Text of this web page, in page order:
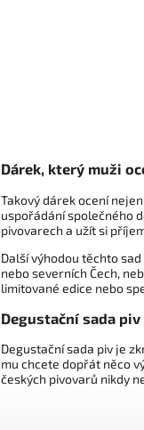
Dárek, který muži
Takový dárek ocení
uspořádání společného
pivovarech a užít si
Další výhodou těchto
nebo severních Čech,
limitované edice nebo
Degustační sada
Degustační sada piv je
mu chcete dopřát něco
českých pivovarů nikdy